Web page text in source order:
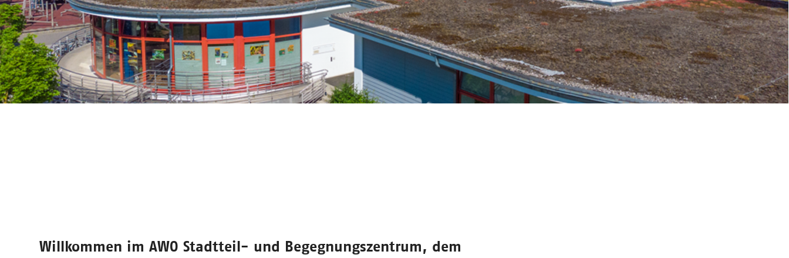
Willkommen imAWO Stadtteil- und Begegnungszentrum, dem